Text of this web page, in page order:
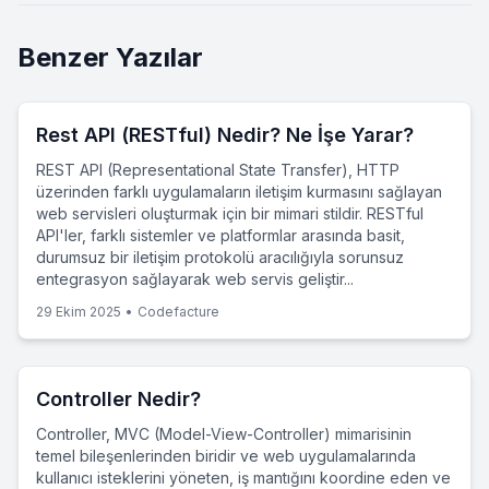
Benzer Yazılar
Rest API (RESTful) Nedir? Ne İşe Yarar?
REST API (Representational State Transfer), HTTP
üzerinden farklı uygulamaların iletişim kurmasını sağlayan
web servisleri oluşturmak için bir mimari stildir. RESTful
API'ler, farklı sistemler ve platformlar arasında basit,
durumsuz bir iletişim protokolü aracılığıyla sorunsuz
entegrasyon sağlayarak web servis geliştir...
29 Ekim 2025 • Codefacture
Controller Nedir?
Controller, MVC (Model-View-Controller) mimarisinin
temel bileşenlerinden biridir ve web uygulamalarında
kullanıcı isteklerini yöneten, iş mantığını koordine eden ve